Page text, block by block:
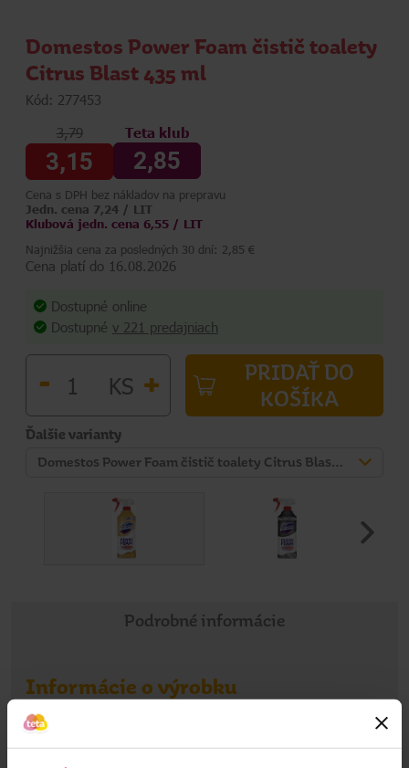
Domestos Power Foam čistič toalety
Citrus Blast 435 ml
Kód: 277453
3,79
3,15
Teta klub
2,85
Cena s DPH bez nákladov na prepravu
Jedn. cena 7,24 / LIT
Klubová jedn. cena 6,55 / LIT
Najnižšia cena za posledných 30 dní: 2,85 €
Cena platí do 16.08.2026
Dostupné online
Dostupné v 221 predajniach
- KS +
PRIDAŤ DO
KOŠÍKA
Ďalšie varianty
Domestos Power Foam čistič toalety Citrus Blast 435 ml
Podrobné informácie
Informácie o výrobku
Pena v spreji prináša pohodlnejšie a efektívnejšie čistenie
toalety v úplne novej revolučnej forme. Špeciálne vyvinutý
rozprašovač zbaví vašu toaletu vírusov a baktérií aj na